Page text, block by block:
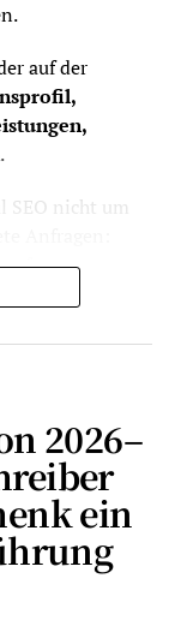
auf der
.
SEO nicht um
teuren
Suchanfragen
„Elektriker in der
Wien“.
2026–
ein